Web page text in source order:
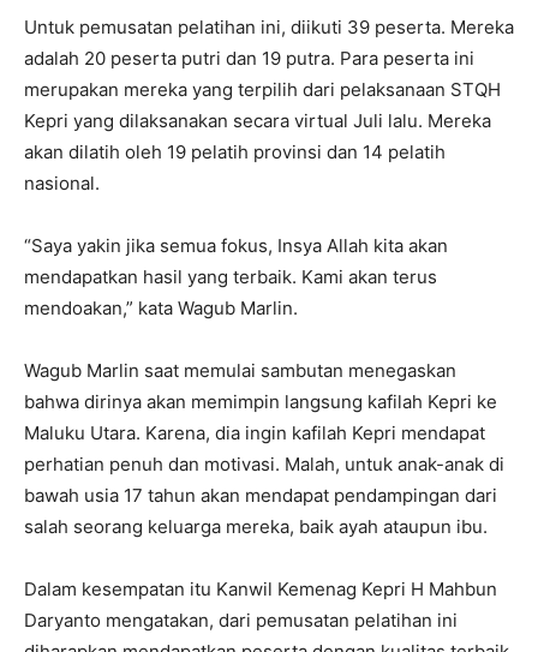
Untuk pemusatan pelatihan ini, diikuti 39 peserta. Mereka
adalah 20 peserta putri dan 19 putra. Para peserta ini
merupakan mereka yang terpilih dari pelaksanaan STQH
Kepri yang dilaksanakan secara virtual Juli lalu. Mereka
akan dilatih oleh 19 pelatih provinsi dan 14 pelatih
nasional.
“Saya yakin jika semua fokus, Insya Allah kita akan
mendapatkan hasil yang terbaik. Kami akan terus
mendoakan,” kata Wagub Marlin.
Wagub Marlin saat memulai sambutan menegaskan
bahwa dirinya akan memimpin langsung kafilah Kepri ke
Maluku Utara. Karena, dia ingin kafilah Kepri mendapat
perhatian penuh dan motivasi. Malah, untuk anak-anak di
bawah usia 17 tahun akan mendapat pendampingan dari
salah seorang keluarga mereka, baik ayah ataupun ibu.
Dalam kesempatan itu Kanwil Kemenag Kepri H Mahbun
Daryanto mengatakan, dari pemusatan pelatihan ini